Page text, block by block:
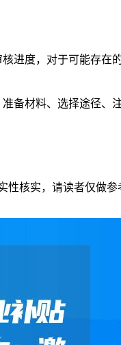
进度，对于可能存
备材料、选择途径
核实，请读者仅做